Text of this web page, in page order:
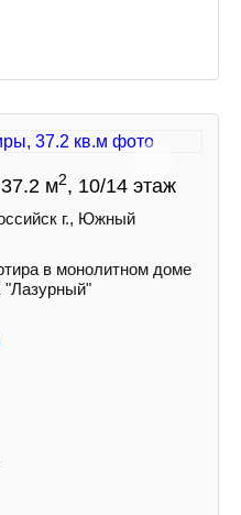
м2, 10/14 этаж
г., Южный
в монолитном доме